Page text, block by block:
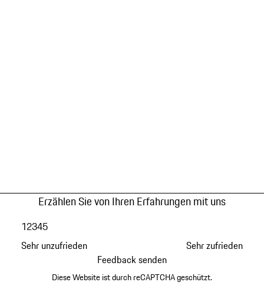
Erzählen Sie von Ihren Erfahrungen mit uns
Sehr unzufrieden
12345
Sehr zufrieden
Feedback senden
Diese Website ist durch reCAPTCHA geschützt.